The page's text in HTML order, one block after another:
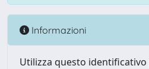
Informazioni
Utilizza questo